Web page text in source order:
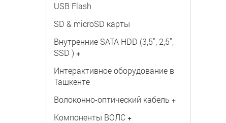
USB Flash
SD & microSD карты
Внутренние SATA HDD (3,5", 2,5",
SSD ) +
Интерактивное оборудование в
Ташкенте
Волоконно-оптический кабель +
Компоненты ВОЛС +